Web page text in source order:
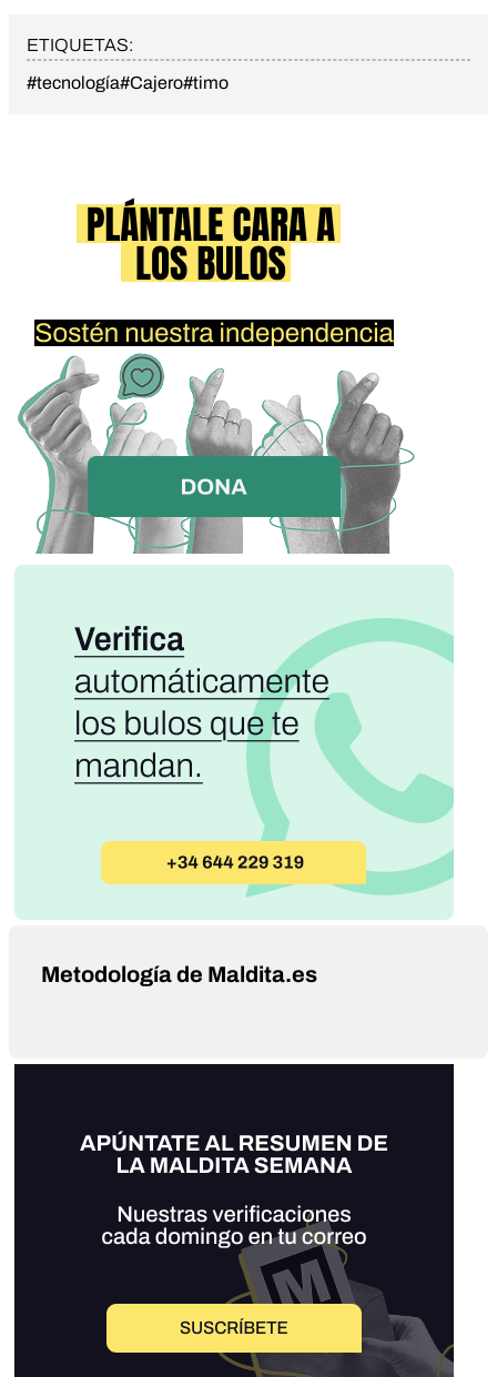
ETIQUETAS:
#tecnología#Cajero#timo
Metodología de Maldita.es